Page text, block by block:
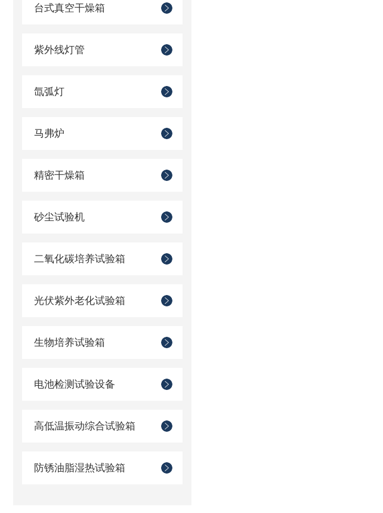
台式真空干燥箱
紫外线灯管
氙弧灯
马弗炉
精密干燥箱
砂尘试验机
二氧化碳培养试验箱
光伏紫外老化试验箱
生物培养试验箱
电池检测试验设备
高低温振动综合试验箱
防锈油脂湿热试验箱